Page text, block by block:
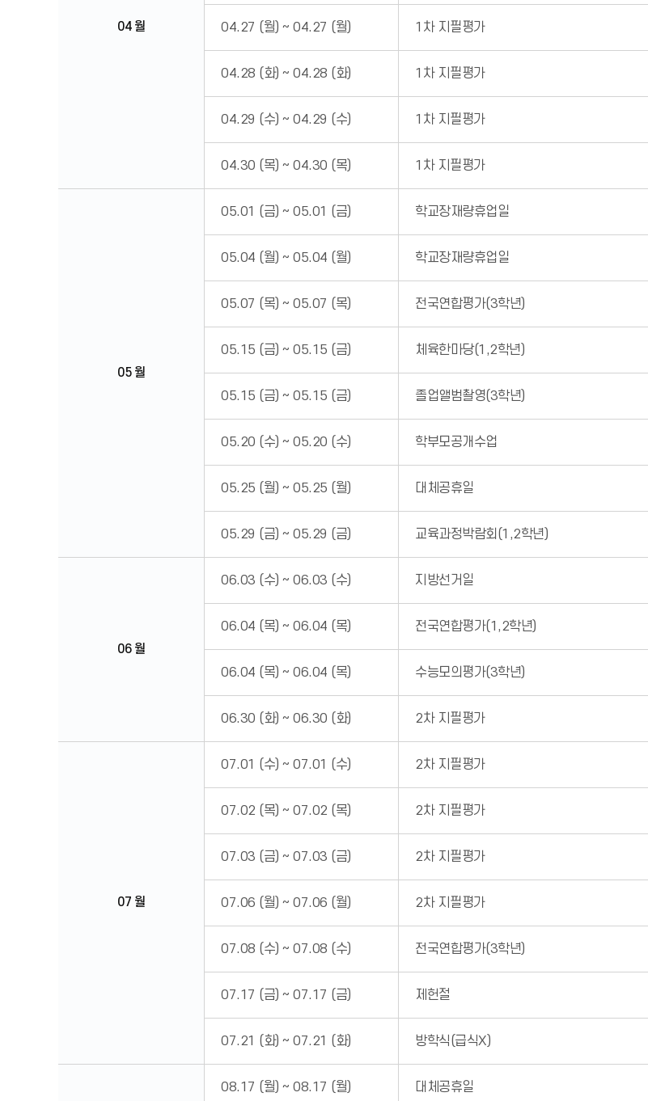
04 월 04.27 (월) ~ 04.27 (월) 1차 지필평가
04.28 (화) ~ 04.28 (화) 1차 지필평가
04.29 (수) ~ 04.29 (수) 1차 지필평가
04.30 (목) ~ 04.30 (목) 1차 지필평가
05 월
05.01 (금) ~ 05.01 (금) 학교장재량휴업일
05.04 (월) ~ 05.04 (월) 학교장재량휴업일
05.07 (목) ~ 05.07 (목) 전국연합평가(3학년)
05.15 (금) ~ 05.15 (금) 체육한마당(1,2학년)
05.15 (금) ~ 05.15 (금) 졸업앨범촬영(3학년)
05.20 (수) ~ 05.20 (수) 학부모공개수업
05.25 (월) ~ 05.25 (월) 대체공휴일
05.29 (금) ~ 05.29 (금) 교육과정박람회(1,2학년)
06 월
06.03 (수) ~ 06.03 (수) 지방선거일
06.04 (목) ~ 06.04 (목) 전국연합평가(1,2학년)
06.04 (목) ~ 06.04 (목) 수능모의평가(3학년)
06.30 (화) ~ 06.30 (화) 2차 지필평가
07 월
07.01 (수) ~ 07.01 (수) 2차 지필평가
07.02 (목) ~ 07.02 (목) 2차 지필평가
07.03 (금) ~ 07.03 (금) 2차 지필평가
07.06 (월) ~ 07.06 (월) 2차 지필평가
07.08 (수) ~ 07.08 (수) 전국연합평가(3학년)
07.17 (금) ~ 07.17 (금) 제헌절
07.21 (화) ~ 07.21 (화) 방학식(급식X)
08.17 (월) ~ 08.17 (월) 대체공휴일